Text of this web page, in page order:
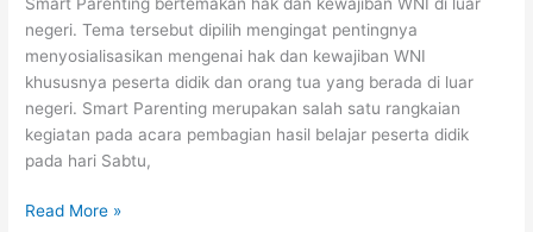
negeri. Tema tersebut dipilih mengingat pentingnya
menyosialisasikan mengenai hak dan kewajiban WNI
khususnya peserta didik dan orang tua yang berada di luar
negeri. Smart Parenting merupakan salah satu rangkaian
kegiatan pada acara pembagian hasil belajar peserta didik
pada hari Sabtu,
Luar
Negeri
Read More »